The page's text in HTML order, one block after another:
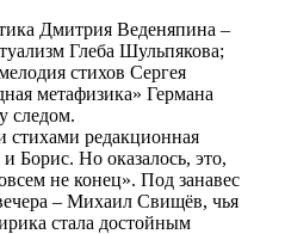
Дмитрия Веденяпина –
Глеба Шульпякова;
стихов Сергея
метафизика» Германа
следом.
стихами редакционная
Борис. Но оказалось, это,
не конец». Под занавес
– Михаил Свищёв, чья
стала достойным